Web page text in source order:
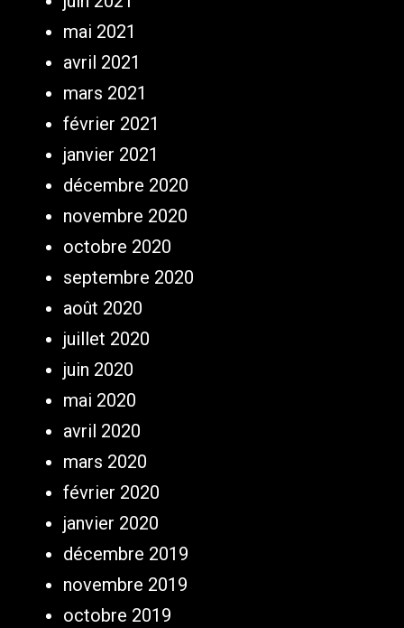
mai 2021
avril 2021
mars 2021
février 2021
janvier 2021
décembre 2020
novembre 2020
octobre 2020
septembre 2020
août 2020
juillet 2020
juin 2020
mai 2020
avril 2020
mars 2020
février 2020
janvier 2020
décembre 2019
novembre 2019
octobre 2019